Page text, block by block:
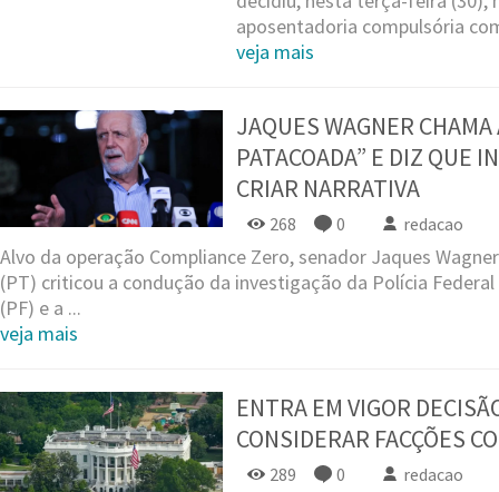
aposentadoria compulsória
veja mais
JAQUES WAGNER
PATACOADA” E DIZ QUE
CRIAR NARRATIVA
268 0 redacao
Alvo da operação Compliance Zero, senador Jaques Wagner
(PT) criticou a condução da investigação da Polícia Federal
(PF) e a ...
veja mais
ENTRA EM VIGOR
CONSIDERAR FACÇÕES
289 0 redacao